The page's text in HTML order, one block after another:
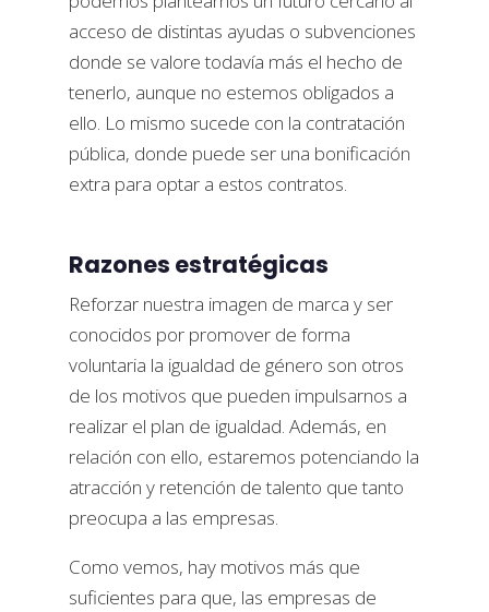
acceso de distintas ayudas o subvenciones
donde se valore todavía más el hecho de
tenerlo, aunque no estemos obligados a
ello. Lo mismo sucede con la contratación
pública, donde puede ser una bonificación
extra para optar a estos contratos.
Razones estratégicas
Reforzar nuestra imagen de marca y ser
conocidos por promover de forma
voluntaria la igualdad de género son otros
de los motivos que pueden impulsarnos a
realizar el plan de igualdad. Además, en
relación con ello, estaremos potenciando la
atracción y retención de talento que tanto
preocupa a las empresas.
Como vemos, hay motivos más que
suficientes para que, las empresas de